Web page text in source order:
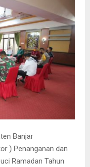
Banjar
) Penanganan dan
Ramadan Tahun